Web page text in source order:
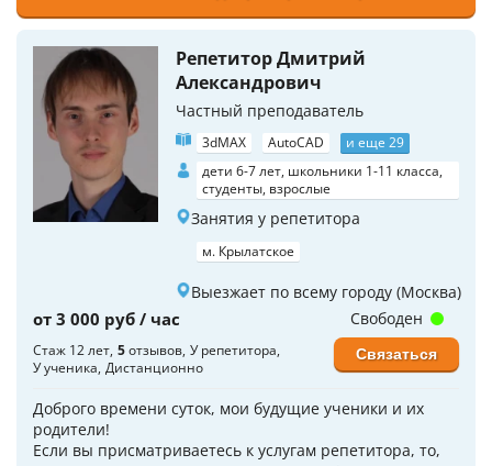
Репетитор Дмитрий
Александрович
Частный преподаватель
3dMAX AutoCAD
и еще 29
дети 6-7 лет, школьники 1-11 класса,
студенты, взрослые
Занятия у репетитора
м. Крылатское
Выезжает по всему городу (Москва)
от 3 000 руб / час
Стаж 12 лет 5отзывов У репетитора
У ученика Дистанционно
Доброго времени суток, мои будущие ученики и их
родители!
Если вы присматриваетесь к услугам репетитора, то,
Свободен
Связаться